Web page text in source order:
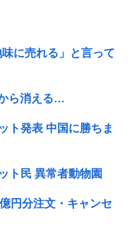
に売れる」と言って
ら消える…
ト発表 中国に勝ちま
ト民 異常者動物園
円分注文・キャンセ